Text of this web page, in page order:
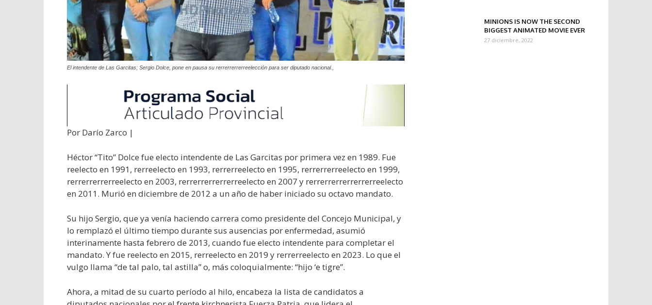
El intendente de Las Garcitas; Sergio Dolce, pone en pausa su rerrerrerrerreelección para ser diputado nacional.,
Por Darío Zarco |
Héctor “Tito” Dolce fue electo intendente de Las Garcitas por primera vez en 1989. Fue
reelecto en 1991, rerreelecto en 1993, rerrerreelecto en 1995, rerrerrerreelecto en 1999,
rerrerrerrerreelecto en 2003, rerrerrerrerrerreelecto en 2007 y rerrerrerrerrerrerreelecto
en 2011. Murió en diciembre de 2012 a un año de haber iniciado su octavo mandato.
Su hijo Sergio, que ya venía haciendo carrera como presidente del Concejo Municipal, y
lo remplazó el último tiempo durante sus ausencias por enfermedad, asumió
interinamente hasta febrero de 2013, cuando fue electo intendente para completar el
mandato. Y fue reelecto en 2015, rerreelecto en 2019 y rerrerreelecto en 2023. Lo que el
vulgo llama “de tal palo, tal astilla” o, más coloquialmente: “hijo ‘e tigre”.
Ahora, a mitad de su cuarto período al hilo, encabeza la lista de candidatos a
MINIONS IS NOW THE SECOND
BIGGEST ANIMATED MOVIE EVER
27 diciembre, 2022